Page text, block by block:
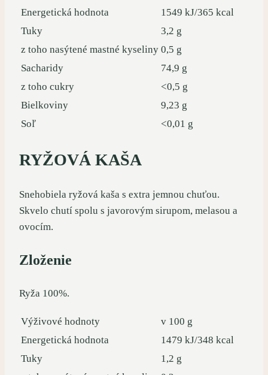
Energetická hodnota
1549 kJ/365 kcal
Tuky
3,2 g
z toho nasýtené mastné kyseliny 0,5 g
Sacharidy
74,9 g
z toho cukry
<0,5 g
Bielkoviny
9,23 g
Soľ
<0,01 g
RYŽOVÁ KAŠA
Snehobiela ryžová kaša s extra jemnou chuťou.
Skvelo chutí spolu s javorovým sirupom, melasou a
ovocím.
Zloženie
Ryža 100%.
Výživové hodnoty
v 100 g
Energetická hodnota
1479 kJ/348 kcal
Tuky
1,2 g